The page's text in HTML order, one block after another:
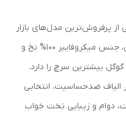
پرفروش‌ترین مدل‌های بازار
کالای خواب است که به‌دلیل کیفیت عالی، جنس میکروفایبر 100% نخ و
بیشترین سرچ را دارد.
ضدحساسیت، انتخابی
دوام و زیبایی تخت خواب